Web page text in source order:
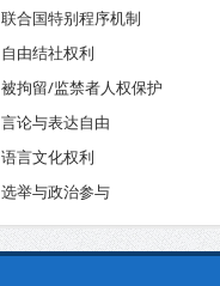
联合国特别程序机制
自由结社权利
被拘留/监禁者人权保护
言论与表达自由
语言文化权利
选举与政治参与